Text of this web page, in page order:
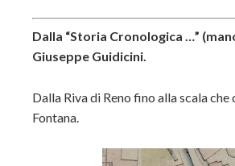
Dalla “Storia Cronologica …”
Giuseppe Guidicini.
Dalla Riva di Reno fino alla scala che
Fontana.